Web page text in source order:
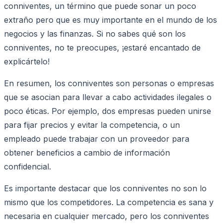
conniventes, un término que puede sonar un poco
extraño pero que es muy importante en el mundo de los
negocios y las finanzas. Si no sabes qué son los
conniventes, no te preocupes, ¡estaré encantado de
explicártelo!
En resumen, los conniventes son personas o empresas
que se asocian para llevar a cabo actividades ilegales o
poco éticas. Por ejemplo, dos empresas pueden unirse
para fijar precios y evitar la competencia, o un
empleado puede trabajar con un proveedor para
obtener beneficios a cambio de información
confidencial.
Es importante destacar que los conniventes no son lo
mismo que los competidores. La competencia es sana y
necesaria en cualquier mercado, pero los conniventes